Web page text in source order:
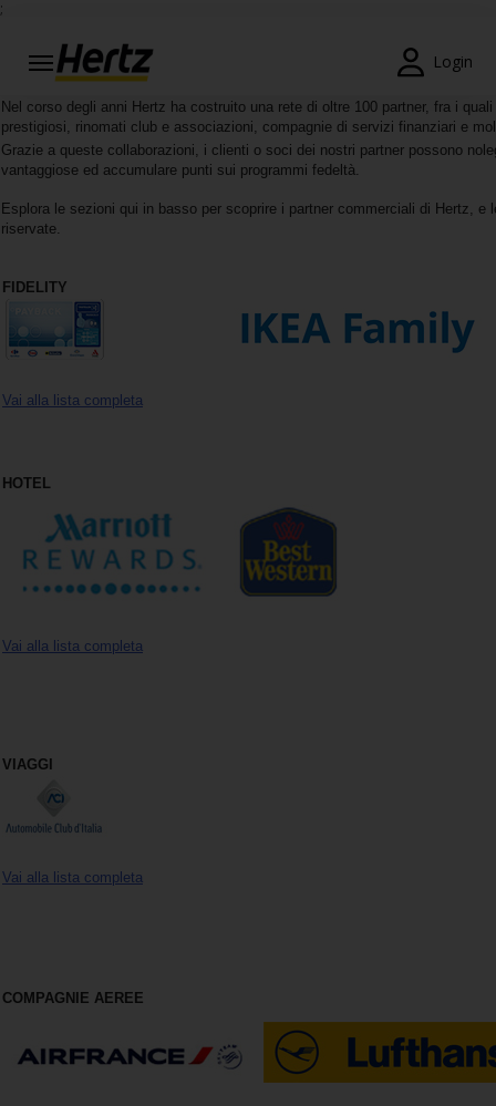
;
Login
Menu
Prenotazioni
Modifica/Cancella
Agenzie
Iscriviti
Gratis
Auto
Noleggio
Furgoni
Business
Usato
Prodotti
Partner
Nel corso degli anni Hertz ha costruito una rete di oltre 100 partner, fra i
prestigiosi, rinomati club e associazioni, compagnie di servizi finanziari e
Grazie a queste collaborazioni, i clienti o soci dei nostri partner possono
vantaggiose ed accumulare punti sui programmi fedeltà.
Esplora le sezioni qui in basso per scoprire i partner commerciali di Hertz, e
riservate.
FIDELITY
Vai alla lista completa
HOTEL
Vai alla lista completa
VIAGGI
Vai alla lista completa
COMPAGNIE AEREE